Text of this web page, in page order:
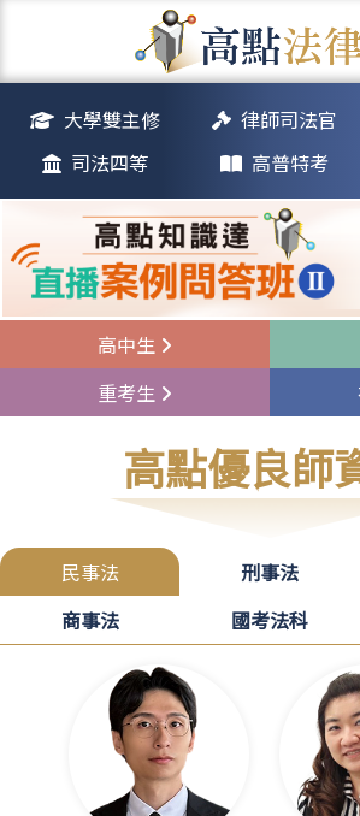
大學雙主修 律師司法官
司法四等
高普特考
高中生
重考生
高點優良師
民事法 刑事法
商事法
國考法科